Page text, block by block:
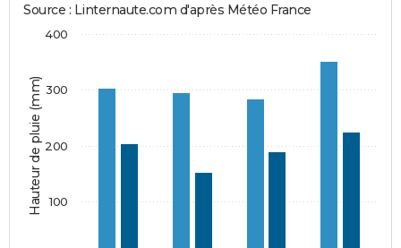
Hauteur de pluie (mm)
Source : Linternaute.com d'après Météo France
100
200
300
400